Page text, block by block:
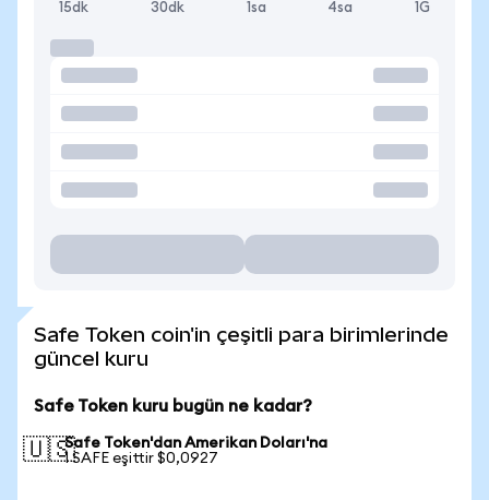
15dk 30dk 1sa 4sa 1G
Safe Token coin'in çeşitli para birimlerinde
güncel kuru
Safe Token kuru bugün ne kadar?
🇺🇸Safe Token'dan Amerikan Doları'na
1 SAFE eşittir $0,0927